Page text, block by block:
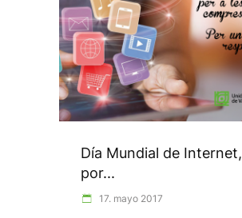
Día Mundial de Internet,
por...
17. mayo 2017